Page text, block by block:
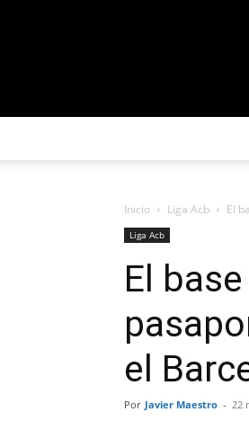
Inicio Liga Acb El
Liga Acb
El
el
Por Javier Maestro - 22